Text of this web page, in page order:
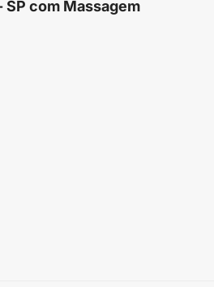
SP com Massagem